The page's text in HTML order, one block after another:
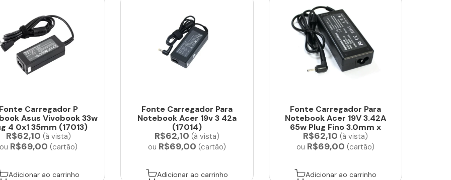
Fonte Carregador P
Asus Vivobook 33w
4 0x1 35mm (17013)
R$62,10 (à vista)
ou R$69,00 (cartão)
Adicionar ao carrinho
Fonte Carregador Para
Notebook Acer 19v 3 42a
(17014)
R$62,10 (à vista)
ou R$69,00 (cartão)
Adicionar ao carrinho
Fonte Carregador Para
Notebook Acer 19V 3.42A
65w Plug Fino 3.0mm x
1.1mm...
R$62,10 (à vista)
ou R$69,00 (cartão)
Adicionar ao carrinho